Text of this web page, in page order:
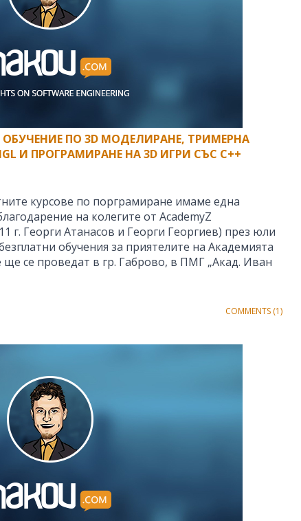
ПО 3D МОДЕЛИРАНЕ, ТРИМЕРНА
И ПРОГРАМИРАНЕ НА 3D ИГРИ СЪС C++
курсове по порграмиране имаме една
на колегите от AcademyZ
Георги Атанасов и Георги Георгиев) през юли
обучения за приятелите на Академията
ще се проведат в гр. Габрово, в ПМГ „Акад. Иван
COMMENTS (1)